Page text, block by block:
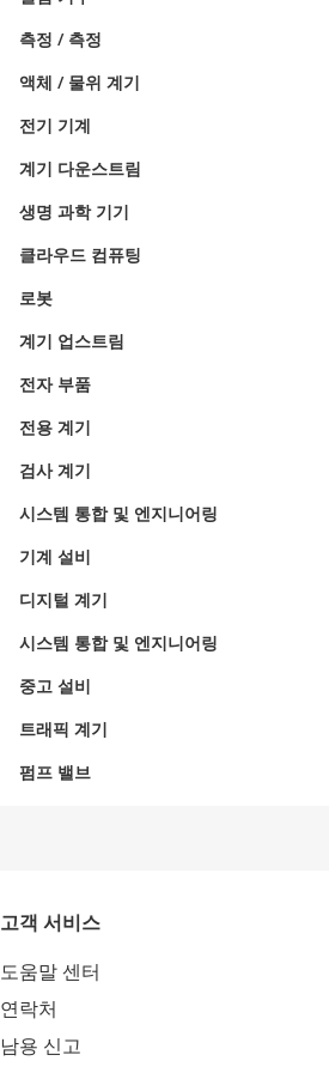
측정 / 측정
액체 / 물위 계기
전기 기계
계기 다운스트림
생명 과학 기기
클라우드 컴퓨팅
로봇
계기 업스트림
전자 부품
전용 계기
검사 계기
시스템 통합 및 엔지니어링
기계 설비
디지털 계기
시스템 통합 및 엔지니어링
중고 설비
트래픽 계기
펌프 밸브
고객 서비스
도움말 센터
연락처
남용 신고